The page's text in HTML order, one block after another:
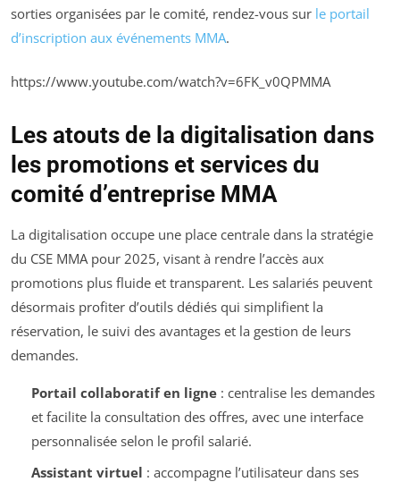
sorties organisées par le comité, rendez-vous sur le portail
d’inscription aux événements MMA.
https://www.youtube.com/watch?v=6FK_v0QPMMA
Les atouts de la digitalisation dans
les promotions et services du
comité d’entreprise MMA
La digitalisation occupe une place centrale dans la stratégie
du CSE MMA pour 2025, visant à rendre l’accès aux
promotions plus fluide et transparent. Les salariés peuvent
désormais profiter d’outils dédiés qui simplifient la
réservation, le suivi des avantages et la gestion de leurs
demandes.
Portail collaboratif en ligne: centralise les demandes
et facilite la consultation des offres, avec une interface
personnalisée selon le profil salarié.
Assistant virtuel : accompagne l’utilisateur dans ses